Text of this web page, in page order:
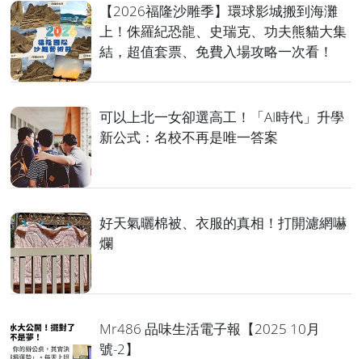
【2026福隆沙雕季】環球影城搬到海灘
上！侏羅紀恐龍、史瑞克、功夫熊貓大集
結，超值套票、免費入場攻略一次看！
可以上北一女卻選高工！「AI時代」升學
新公式：名校不再是唯一答案
好天氣曬棉被、衣服的真相！打開濾網嚇
爛
Mr486 品味生活電子報【2025 10月
號-2】